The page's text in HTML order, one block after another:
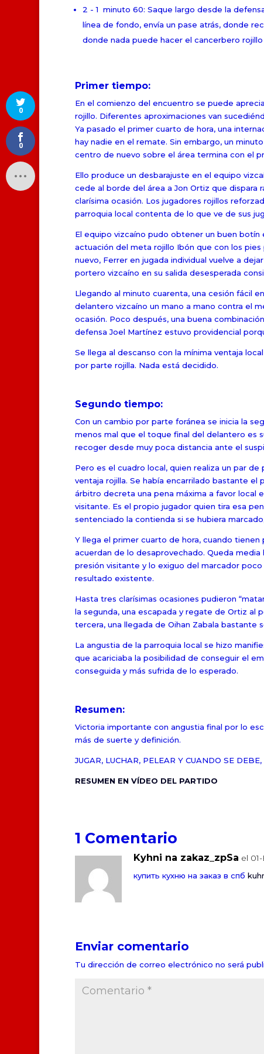
2 - 1 minuto 60: Saque largo desde la
línea de fondo, envía un pase atrás, donde
donde nada puede hacer el cancerbero rojillo
Primer tiempo:
En el comienzo del encuentro se puede
rojillo. Diferentes aproximaciones van
Ya pasado el primer cuarto de hora, una
hay nadie en el remate. Sin embargo, un
centro de nuevo sobre el área termina con el
Ello produce un desbarajuste en el equipo
cede al borde del área a Jon Ortiz que dispara
clarísima ocasión. Los jugadores rojillos
parroquia local contenta de lo que ve de sus
El equipo vizcaíno pudo obtener un buen
actuación del meta rojillo Ibón que con los
nuevo, Ferrer en jugada individual vuelve a
portero vizcaíno en su salida desesperada
Llegando al minuto cuarenta, una cesión fácil
delantero vizcaíno un mano a mano contra el
ocasión. Poco después, una buena
defensa Joel Martínez estuvo providencial
Se llega al descanso con la mínima ventaja
por parte rojilla. Nada está decidido.
Segundo tiempo:
Con un cambio por parte foránea se inicia la
menos mal que el toque final del delantero es
recoger desde muy poca distancia ante el
Pero es el cuadro local, quien realiza un par
ventaja rojilla. Se había encarrilado bastante
árbitro decreta una pena máxima a favor local
visitante. Es el propio jugador quien tira esa
sentenciado la contienda si se hubiera
Y llega el primer cuarto de hora, cuando
acuerdan de lo desaprovechado. Queda
presión visitante y lo exiguo del marcador
resultado existente.
Hasta tres clarísimas ocasiones pudieron
la segunda, una escapada y regate de Ortiz al
tercera, una llegada de Oihan Zabala
La angustia de la parroquia local se hizo
que acariciaba la posibilidad de conseguir el
conseguida y más sufrida de lo esperado.
Resumen:
Victoria importante con angustia final por lo
más de suerte y definición.
JUGAR, LUCHAR, PELEAR Y CUANDO SE
RESUMEN EN VÍDEO DEL PARTIDO
1 Comentario
Kyhni na zakaz_zpSa el
купить кухню на заказ в спб
Enviar comentario
Tu dirección de correo electrónico no será
0
0